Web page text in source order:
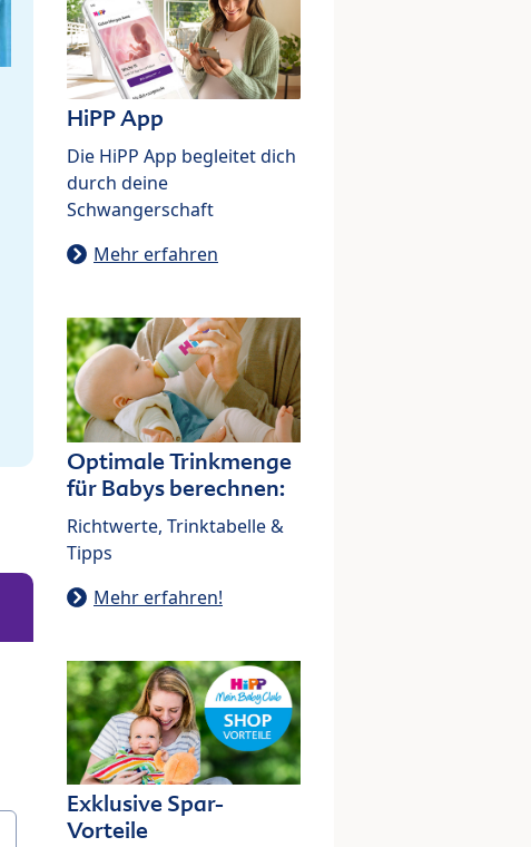
HiPP App
Die HiPP App begleitet dich
durch deine
Schwangerschaft
Mehr erfahren
Optimale Trinkmenge
für Babys berechnen:
Richtwerte, Trinktabelle &
Tipps
Mehr erfahren!
Exklusive Spar-
Vorteile